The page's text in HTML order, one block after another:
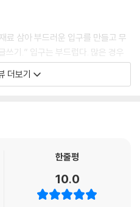
료 삼아 부드러운 입구를 만들고 무
쓰기.” 입구는 부드럽다. 많은 경우
특히 그렇다. 재료들은 언제나 완성
그곳이 어디인지는 아무도 모르며
서간문, 가상의 인터뷰, 시, 주석을
(음악)와 눈과 비와 얼굴과 빛 등이
. 그중 어떤 글은 격렬한 사랑의 기
더보기
한줄평
10.0